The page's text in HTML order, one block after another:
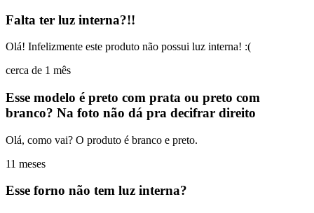
Falta ter luz interna?!!
Olá! Infelizmente este produto não possui luz interna! :(
cerca de 1 mês
Esse modelo é preto com prata ou preto com
branco? Na foto não dá pra decifrar direito
Olá, como vai? O produto é branco e preto.
11 meses
Esse forno não tem luz interna?